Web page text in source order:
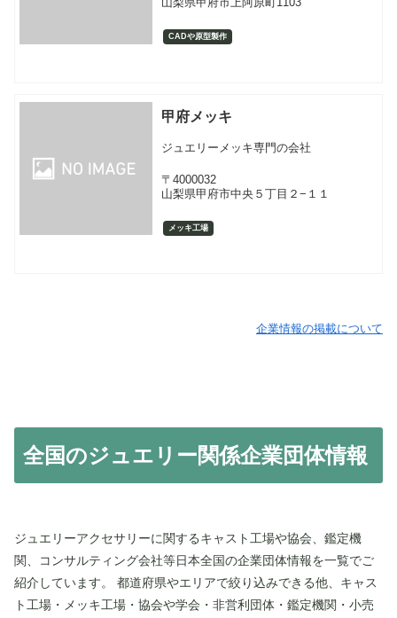
CADや原型製作
甲府メッキ
ジュエリーメッキ専門の会社
〒4000032
山梨県甲府市中央５丁目２−１１
メッキ工場
企業情報の掲載について
全国のジュエリー関係企業団体情報
ジュエリーアクセサリーに関するキャスト工場や協会、鑑定機
関、コンサルティング会社等日本全国の企業団体情報を一覧でご
紹介しています。 都道府県やエリアで絞り込みできる他、キャス
ト工場・メッキ工場・協会や学会・非営利団体・鑑定機関・小売